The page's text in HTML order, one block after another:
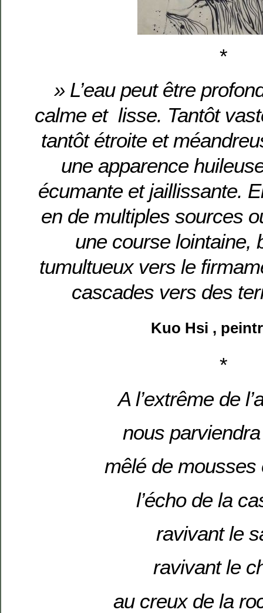
*
» L’eau peut être
calme et lisse. Tantôt
tantôt étroite et
une apparence
écumante et jaillissante.
en de multiples sources
une course lointaine,
tumultueux vers le
cascades vers des
Kuo Hsi ,
*
A l’extrême de
nous
mêlé de mousses
l’écho de la
ravivant le
ravivant le
au creux de la